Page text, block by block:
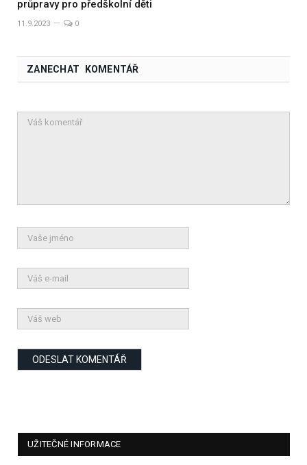
průpravy pro předškolní děti
11.9.2023 0
ZANECHAT KOMENTÁŘ
UŽITEČNÉ INFORMACE